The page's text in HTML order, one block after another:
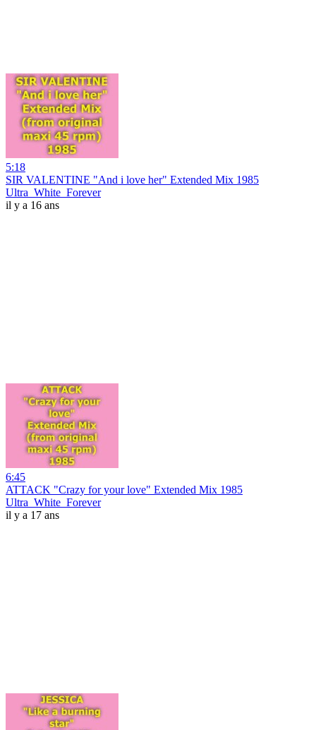
5:18
SIR VALENTINE "And i love her" Extended Mix 1985
Ultra_White_Forever
il y a 16 ans
6:45
ATTACK "Crazy for your love" Extended Mix 1985
Ultra_White_Forever
il y a 17 ans